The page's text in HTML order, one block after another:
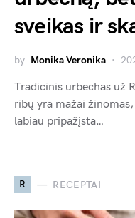
sveikas ir
by Monika Veronika
Tradicinis urbechas už
ribų yra mažai
labiau pripažįsta…
R RECEPTAI